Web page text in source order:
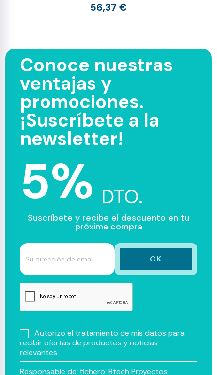
56,37 €
Conoce nuestras
ventajas y
promociones.
¡Suscríbete a la
newsletter!
5% DTO.
Suscríbete y recibe el descuento en tu
próxima compra
Autorizo el tratamiento de mis datos para
recibir ofertas de productos y noticias
relevantes.
Responsable del fichero: Btech Proyectos